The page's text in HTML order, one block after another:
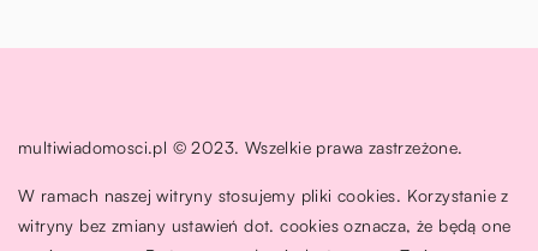
multiwiadomosci.pl © 2023. Wszelkie prawa zastrzeżone.
W ramach naszej witryny stosujemy pliki cookies. Korzystanie z
witryny bez zmiany ustawień dot. cookies oznacza, że będą one